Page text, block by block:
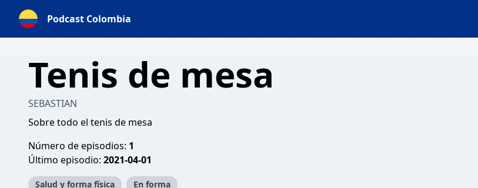
Podcast Colombia
Tenis de mesa
SEBASTIAN
Sobre todo el tenis de mesa
Número de episodios: 1
Último episodio: 2021-04-01
Salud y forma física En forma